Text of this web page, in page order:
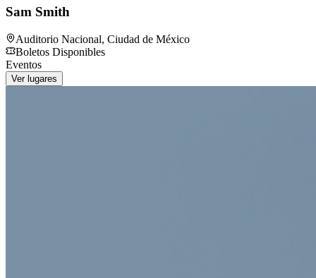
Sam Smith
Auditorio Nacional, Ciudad de México
Boletos Disponibles
Eventos
Ver lugares